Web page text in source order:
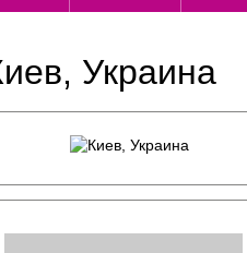
Украина